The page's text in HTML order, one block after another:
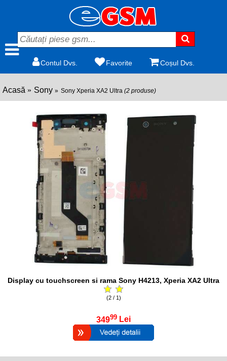
Contul Dvs. Favorite Coșul Dvs.
Acasă Sony Sony Xperia XA2 Ultra (2 produse)
Display cu touchscreen si rama Sony H4213, Xperia XA2 Ultra
(2 / 1)
34999 Lei